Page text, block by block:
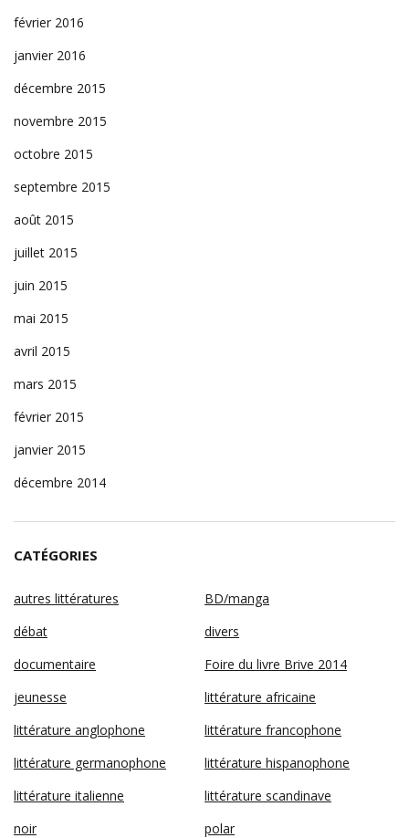
février 2016
janvier 2016
décembre 2015
novembre 2015
octobre 2015
septembre 2015
août 2015
juillet 2015
juin 2015
mai 2015
avril 2015
mars 2015
février 2015
janvier 2015
décembre 2014
CATÉGORIES
autres littératures
BD/manga
débat
divers
documentaire
Foire du livre Brive 2014
jeunesse
littérature africaine
littérature anglophone
littérature francophone
littérature germanophone
littérature hispanophone
littérature italienne
littérature scandinave
noir
polar